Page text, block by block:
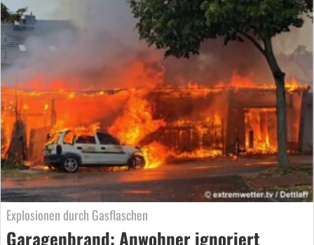
Explosionen durch Gasflaschen
Garagenbrand: Anwohner ignoriert